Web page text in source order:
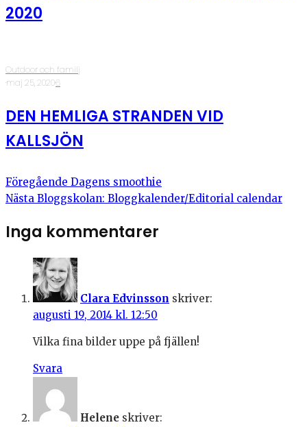
2020
Outdoor och familj
·maj 25, 2020·6
DEN HEMLIGA STRANDEN VID
KALLSJÖN
Föregående Dagens smoothie
Nästa Bloggskolan: Bloggkalender/Editorial calendar
Inga kommentarer
Clara Edvinsson skriver:
augusti 19, 2014 kl. 12:50
Vilka fina bilder uppe på fjällen!
Svara
Helene skriver: